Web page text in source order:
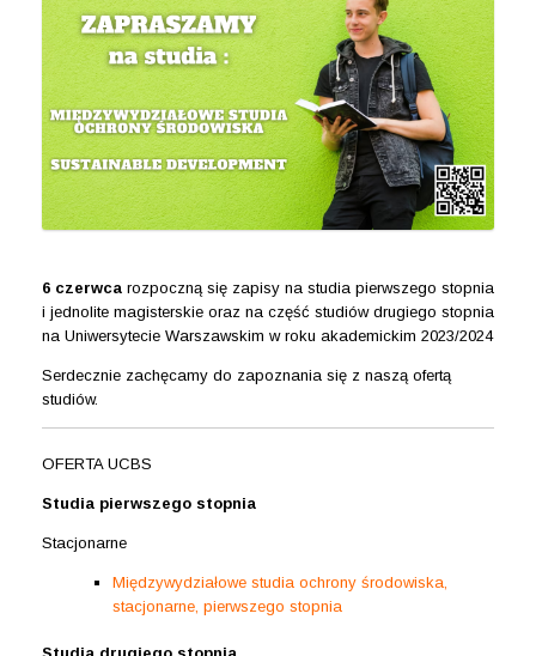
6 czerwca rozpoczną się zapisy na studia pierwszego stopnia
i jednolite magisterskie oraz na część studiów drugiego stopnia
na Uniwersytecie Warszawskim w roku akademickim 2023/2024
Serdecznie zachęcamy do zapoznania się z naszą ofertą
studiów.
OFERTA UCBS
Studia pierwszego stopnia
Stacjonarne
Międzywydziałowe studia ochrony środowiska,
stacjonarne, pierwszego stopnia